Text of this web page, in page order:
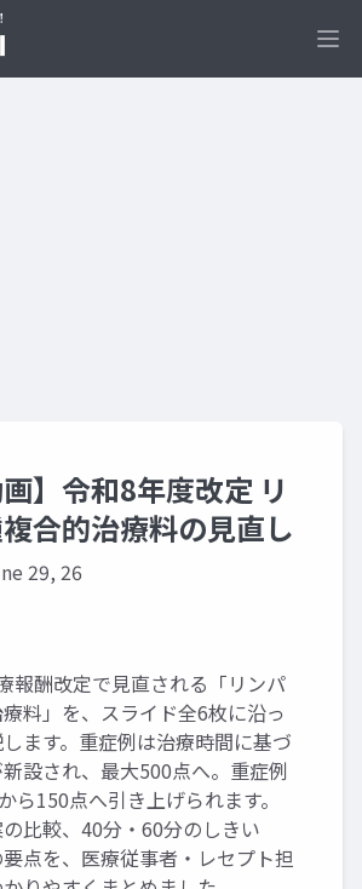
画】令和8年度改定 リ
合的治療料の見直し
29, 26
報酬改定で見直される「リンパ
料」を、スライド全6枚に沿っ
ます。重症例は治療時間に基づ
設され、最大500点へ。重症例
ら150点へ引き上げられます。
比較、40分・60分のしきい
点を、医療従事者・レセプト担